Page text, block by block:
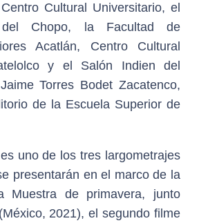
Cultural Universitario, el
del Chopo, la Facultad de
Acatlán, Centro Cultural
y el Salón Indien del
Torres Bodet Zacatenco,
de la Escuela Superior de
uno de los tres largometrajes
presentarán en el marco de la
Muestra de primavera, junto
2021), el segundo filme